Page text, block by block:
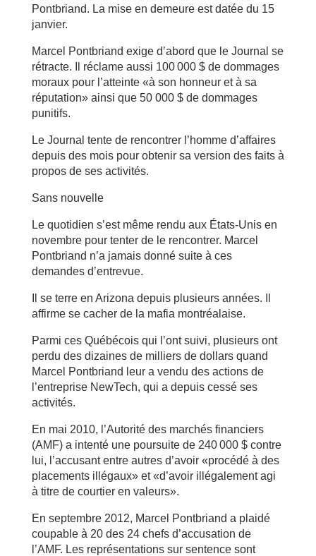
Pontbriand. La mise en demeure est datée du 15
janvier.
Marcel Pontbriand exige d’abord que le Journal se
rétracte. Il réclame aussi 100 000 $ de dommages
moraux pour l’atteinte «à son honneur et à sa
réputation» ainsi que 50 000 $ de dommages
punitifs.
Le Journal tente de rencontrer l’homme d’affaires
depuis des mois pour obtenir sa version des faits à
propos de ses activités.
Sans nouvelle
Le quotidien s’est même rendu aux États-Unis en
novembre pour tenter de le rencontrer. Marcel
Pontbriand n’a jamais donné suite à ces
demandes d’entrevue.
Il se terre en Arizona depuis plusieurs ­années. Il
affirme se cacher de la mafia ­montréalaise.
Parmi ces Québécois qui l’ont suivi, plusieurs ont
perdu des ­dizaines de milliers de dollars quand
Marcel Pontbriand leur a vendu des actions de
l’entreprise NewTech, qui a depuis cessé ses
activités.
En mai 2010, l’Autorité des marchés financiers
(AMF) a intenté une poursuite de 240 000 $ contre
lui, l’accusant entre autres d’avoir «procédé à des
placements illégaux» et «d’avoir illégalement agi
à titre de courtier en valeurs».
En septembre 2012, Marcel Pontbriand a plaidé
coupable à 20 des 24 chefs d’accusation de
l’AMF. Les représentations sur sentence sont